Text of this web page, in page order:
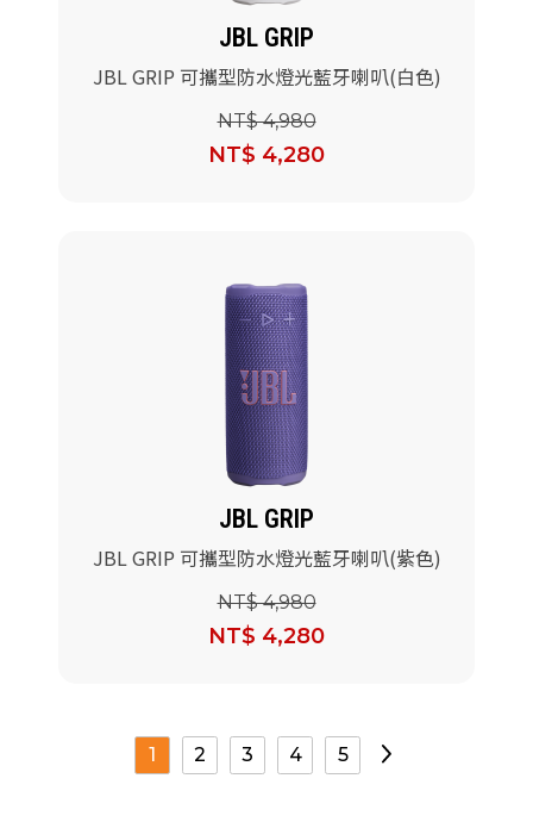
JBL GRIP
JBL GRIP 可攜型防水燈光藍牙喇叭(白色)
NT$ 4,980
NT$ 4,280
JBL GRIP
JBL GRIP 可攜型防水燈光藍牙喇叭(紫色)
NT$ 4,980
NT$ 4,280
1 2 3 4 5